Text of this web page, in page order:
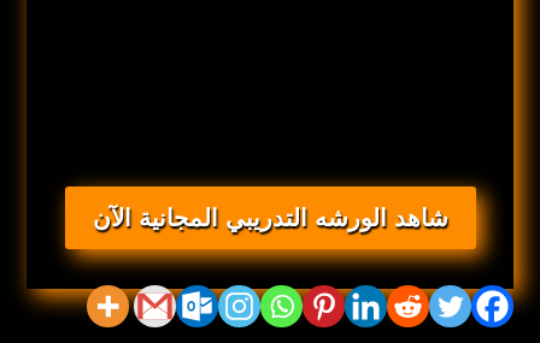
شاهد الورشه التدريبي المجانية الآن